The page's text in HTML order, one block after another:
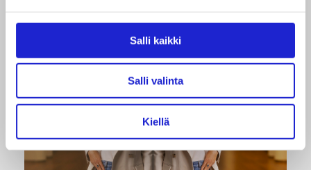
Salli kaikki
Salli valinta
Kiellä
Ajankohtaista aiheesta